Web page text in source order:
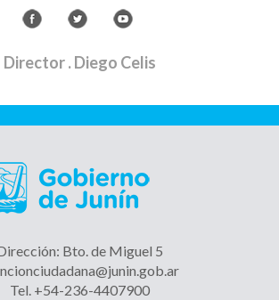
Director. Diego Celis
Bto. de Miguel 5
Tel. +54-236-4407900